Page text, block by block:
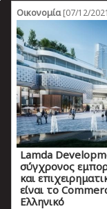
Οικονομία[07/12/
Lamda
σύγχρονος
και
είναι το
Ελληνικό